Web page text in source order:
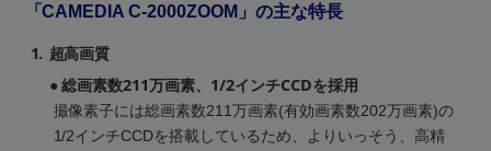
「CAMEDIA C-2000ZOOM」の主な特長
1. 超高画質
● 総画素数211万画素、1/2インチCCDを採用
撮像素子には総画素数211万画素(有効画素数202万画素)の
1/2インチCCDを搭載しているため、よりいっそう、高精